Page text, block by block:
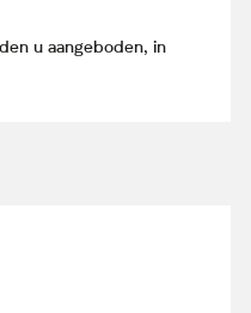
u aangeboden, in